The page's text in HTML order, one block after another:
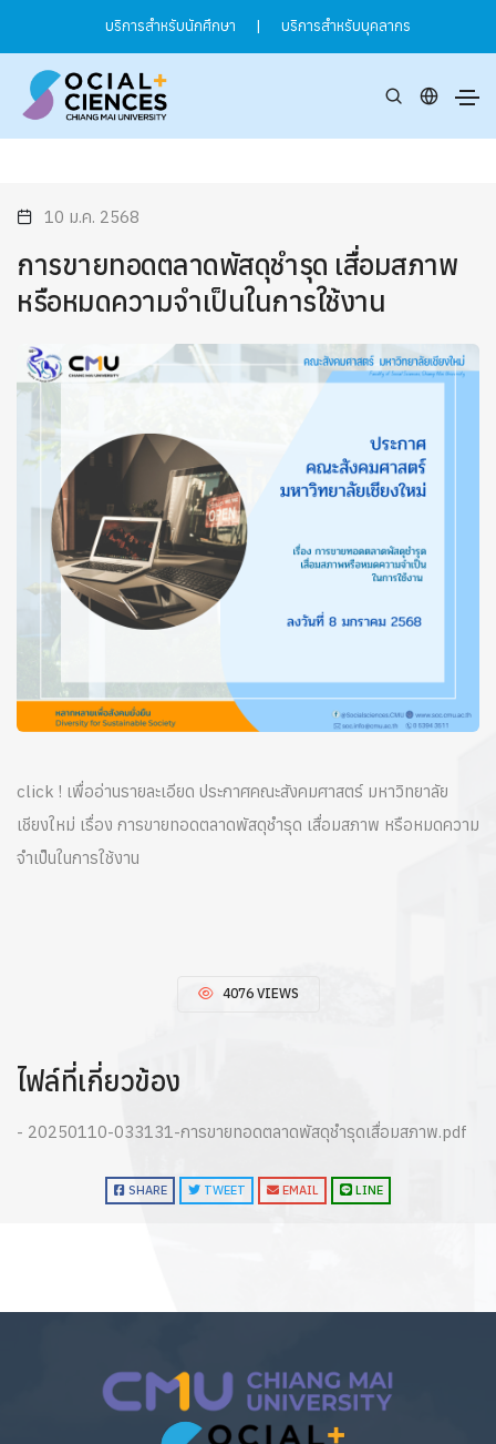
บริการสำหรับนักศึกษา | บริการสำหรับบุคลากร
10 ม.ค. 2568
การขายทอดตลาดพัสดุชำรุด เสื่อมสภาพ
หรือหมดความจำเป็นในการใช้งาน
click ! เพื่ออ่านรายละเอียด ประกาศคณะสังคมศาสตร์ มหาวิทยาลัย
เชียงใหม่ เรื่อง การขายทอดตลาดพัสดุชำรุด เสื่อมสภาพ หรือหมดความ
จำเป็นในการใช้งาน
4076 VIEWS
ไฟล์ที่เกี่ยวข้อง
- 20250110-033131-การขายทอดตลาดพัสดุชำรุดเสื่อมสภาพ.pdf
SHARE TWEET EMAIL LINE